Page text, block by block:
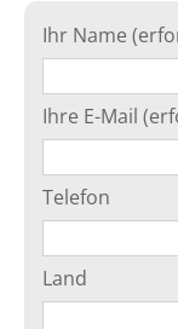
Ihr Name
Ihre E-Mail
Telefon
Land